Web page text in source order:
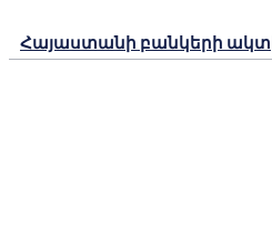
Հայաստանի բանկերի